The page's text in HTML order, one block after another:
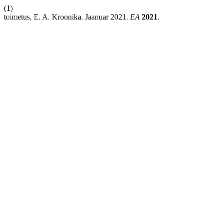
(1)
toimetus, E. A. Kroonika. Jaanuar 2021. EA 2021.